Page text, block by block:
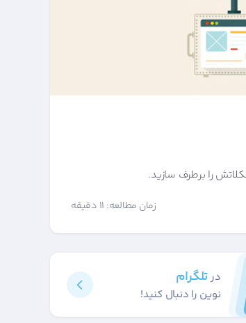
را برطرف سازید.
زمان مطالعه: 11 دقیقه
درتلگرام
نوین را دنبال کنید!